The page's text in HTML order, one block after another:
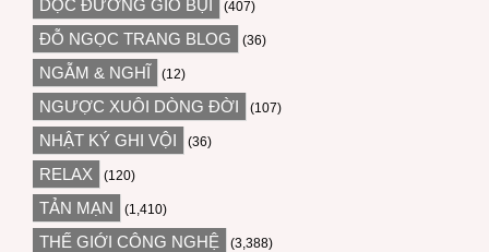
DỌC ĐƯỜNG GIÓ BỤI (407)
ĐỖ NGỌC TRANG BLOG (36)
NGẪM & NGHĨ (12)
NGƯỢC XUÔI DÒNG ĐỜI (107)
NHẬT KÝ GHI VỘI (36)
RELAX (120)
TẢN MẠN (1,410)
THẾ GIỚI CÔNG NGHỆ (3,388)